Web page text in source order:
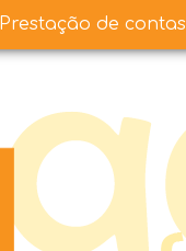
Prestação de contas